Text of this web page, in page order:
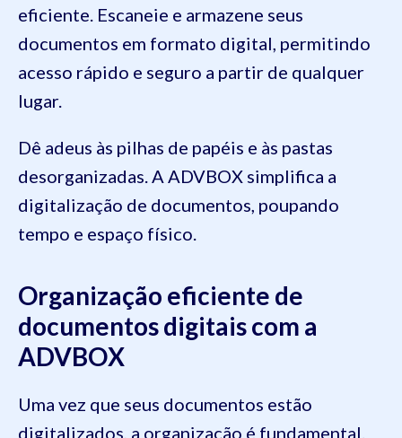
eficiente. Escaneie e armazene seus
documentos em formato digital, permitindo
acesso rápido e seguro a partir de qualquer
lugar.
Dê adeus às pilhas de papéis e às pastas
desorganizadas. A ADVBOX simplifica a
digitalização de documentos, poupando
tempo e espaço físico.
Organização eficiente de
documentos digitais com a
ADVBOX
Uma vez que seus documentos estão
digitalizados, a organização é fundamental.